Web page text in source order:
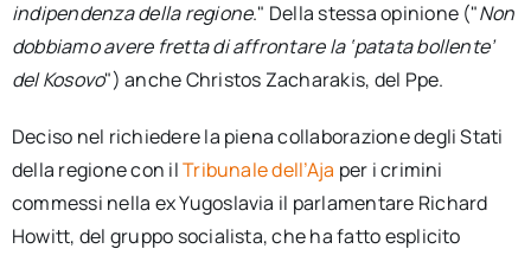
indipendenza della regione." Della stessa opinione ("Non
dobbiamo avere fretta di affrontare la ‘patata bollente’
del Kosovo") anche Christos Zacharakis, del Ppe.
Deciso nel richiedere la piena collaborazione degli Stati
della regione con ilTribunale dell’Aja per i crimini
commessi nella ex Yugoslavia il parlamentare Richard
Howitt, del gruppo socialista, che ha fatto esplicito